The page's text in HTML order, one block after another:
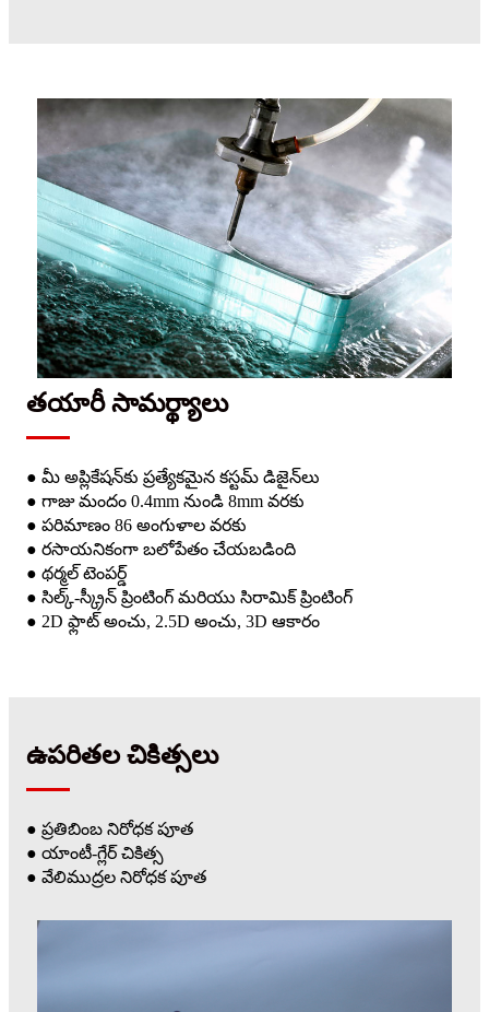
తయారీ సామర్థ్యాలు
● మీ అప్లికేషన్‌కు ప్రత్యేకమైన కస్టమ్ డిజైన్‌లు
● గాజు మందం 0.4mm నుండి 8mm వరకు
● పరిమాణం 86 అంగుళాల వరకు
● రసాయనికంగా బలోపేతం చేయబడింది
● థర్మల్ టెంపర్డ్
● సిల్క్-స్క్రీన్ ప్రింటింగ్ మరియు సిరామిక్ ప్రింటింగ్
● 2D ఫ్లాట్ అంచు, 2.5D అంచు, 3D ఆకారం
ఉపరితల చికిత్సలు
● ప్రతిబింబ నిరోధక పూత
● యాంటీ-గ్లేర్ చికిత్స
● వేలిముద్రల నిరోధక పూత